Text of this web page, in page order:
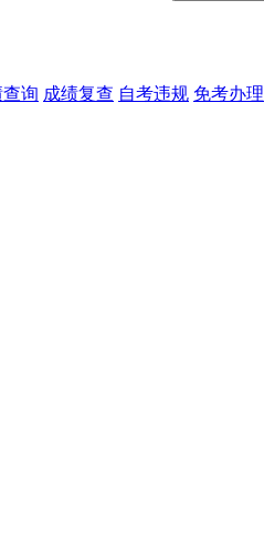
查询 成绩复查 自考违规 免考办理